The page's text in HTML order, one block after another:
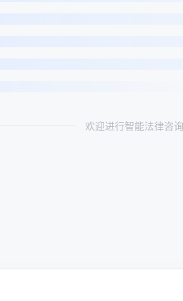
欢迎进行智能法律咨询